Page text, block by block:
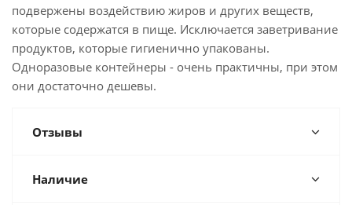
подвержены воздействию жиров и других веществ,
которые содержатся в пище. Исключается заветривание
продуктов, которые гигиенично упакованы.
Одноразовые контейнеры - очень практичны, при этом
они достаточно дешевы.
Отзывы
Наличие